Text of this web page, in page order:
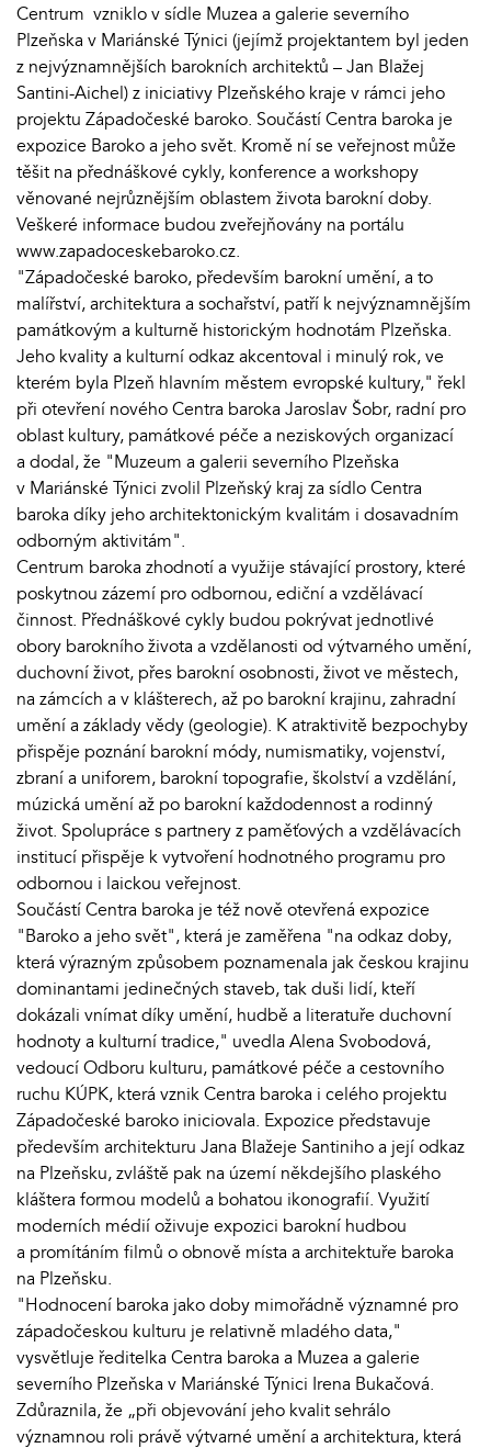
Centrum vzniklo v sídle Muzea a galerie severního
Plzeňska v Mariánské Týnici (jejímž projektantem byl jeden
z nejvýznamnějších barokních architektů – Jan Blažej
Santini-Aichel) z iniciativy Plzeňského kraje v rámci jeho
projektu Západočeské baroko. Součástí Centra baroka je
expozice Baroko a jeho svět. Kromě ní se veřejnost může
těšit na přednáškové cykly, konference a workshopy
věnované nejrůznějším oblastem života barokní doby.
Veškeré informace budou zveřejňovány na portálu
www.zapadoceskebaroko.cz.
"Západočeské baroko, především barokní umění, a to
malířství, architektura a sochařství, patří k nejvýznamnějším
památkovým a kulturně historickým hodnotám Plzeňska.
Jeho kvality a kulturní odkaz akcentoval i minulý rok, ve
kterém byla Plzeň hlavním městem evropské kultury," řekl
při otevření nového Centra baroka Jaroslav Šobr, radní pro
oblast kultury, památkové péče a neziskových organizací
a dodal, že "Muzeum a galerii severního Plzeňska
v Mariánské Týnici zvolil Plzeňský kraj za sídlo Centra
baroka díky jeho architektonickým kvalitám i dosavadním
odborným aktivitám".
Centrum baroka zhodnotí a využije stávající prostory, které
poskytnou zázemí pro odbornou, ediční a vzdělávací
činnost. Přednáškové cykly budou pokrývat jednotlivé
obory barokního života a vzdělanosti od výtvarného umění,
duchovní život, přes barokní osobnosti, život ve městech,
na zámcích a v klášterech, až po barokní krajinu, zahradní
umění a základy vědy (geologie). K atraktivitě bezpochyby
přispěje poznání barokní módy, numismatiky, vojenství,
zbraní a uniforem, barokní topografie, školství a vzdělání,
múzická umění až po barokní každodennost a rodinný
život. Spolupráce s partnery z paměťových a vzdělávacích
institucí přispěje k vytvoření hodnotného programu pro
odbornou i laickou veřejnost.
Součástí Centra baroka je též nově otevřená expozice
"Baroko a jeho svět", která je zaměřena "na odkaz doby,
která výrazným způsobem poznamenala jak českou krajinu
dominantami jedinečných staveb, tak duši lidí, kteří
dokázali vnímat díky umění, hudbě a literatuře duchovní
hodnoty a kulturní tradice," uvedla Alena Svobodová,
vedoucí Odboru kulturu, památkové péče a cestovního
ruchu KÚPK, která vznik Centra baroka i celého projektu
Západočeské baroko iniciovala. Expozice představuje
především architekturu Jana Blažeje Santiniho a její odkaz
na Plzeňsku, zvláště pak na území někdejšího plaského
kláštera formou modelů a bohatou ikonografií. Využití
moderních médií oživuje expozici barokní hudbou
a promítáním filmů o obnově místa a architektuře baroka
na Plzeňsku.
"Hodnocení baroka jako doby mimořádně významné pro
západočeskou kulturu je relativně mladého data,"
vysvětluje ředitelka Centra baroka a Muzea a galerie
severního Plzeňska v Mariánské Týnici Irena Bukačová.
Zdůraznila, že „při objevování jeho kvalit sehrálo
významnou roli právě výtvarné umění a architektura, která